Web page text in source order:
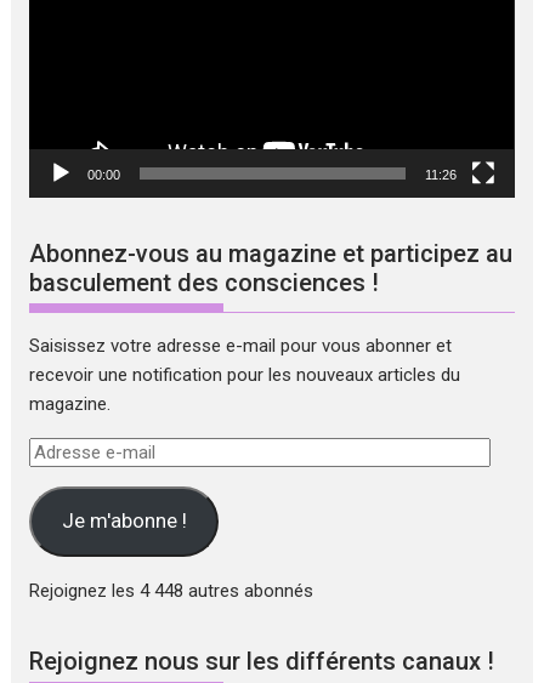
00:00 11:26
Abonnez-vous au magazine et participez au
basculement des consciences !
Saisissez votre adresse e-mail pour vous abonner et
recevoir une notification pour les nouveaux articles du
magazine.
Adresse
mail Je m'abonne !
Rejoignez les 4 448 autres abonnés
Rejoignez nous sur les différents canaux !